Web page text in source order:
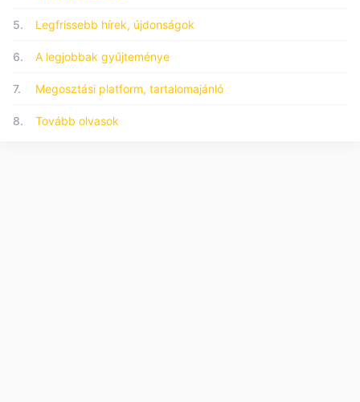
5. Legfrissebb hírek, újdonságok
6. A legjobbak gyűjteménye
7. Megosztási platform, tartalomajánló
8. Tovább olvasok